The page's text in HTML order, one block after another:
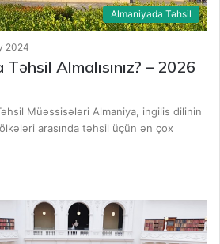
Almaniyada Təhsil
2024
Almalısınız? – 2026
Müəssisələri Almaniya, ingilis dilinin
arasında təhsil üçün ən çox